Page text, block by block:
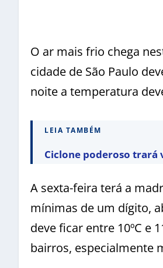
O ar mais frio chega
cidade de São Paulo
noite a temperatura
LEIA TAMBÉM
Ciclone poderoso trará
A sexta-feira terá a
mínimas de um dígito,
deve ficar entre 10ºC e
bairros, especialmente